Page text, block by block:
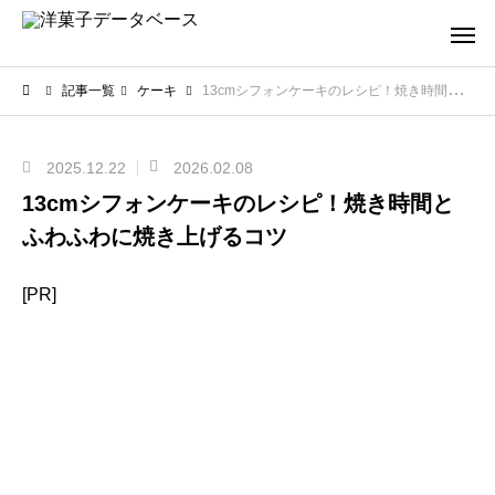
記事一覧 ケーキ 13cmシフォンケーキのレシピ！焼き時間とふわふわに焼き上げるコツ
2025.12.22 2026.02.08
13cmシフォンケーキのレシピ！焼き時間と
ふわふわに焼き上げるコツ
[PR]